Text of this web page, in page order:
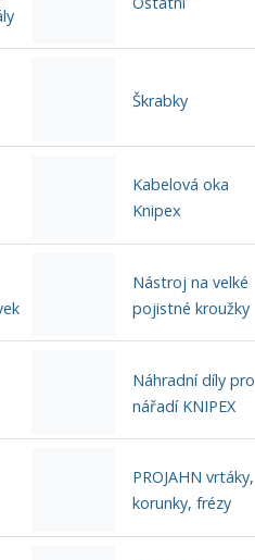
Škrabky
Kabelová oka
Knipex
Nástroj na velké
pojistné kroužky
Náhradní díly pro
nářadí KNIPEX
PROJAHN vrtáky,
korunky, frézy